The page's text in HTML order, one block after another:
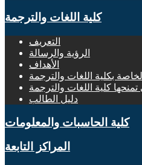
كلية اللغات والترجمة
التعريف
الرؤية والرسالة
الأهداف
الخاصة بكلية اللغات والترجمة
تمنحها كلية اللغات والترجمة
دليل الطالب
كلية الحاسبات والمعلومات
المراكز التابعة